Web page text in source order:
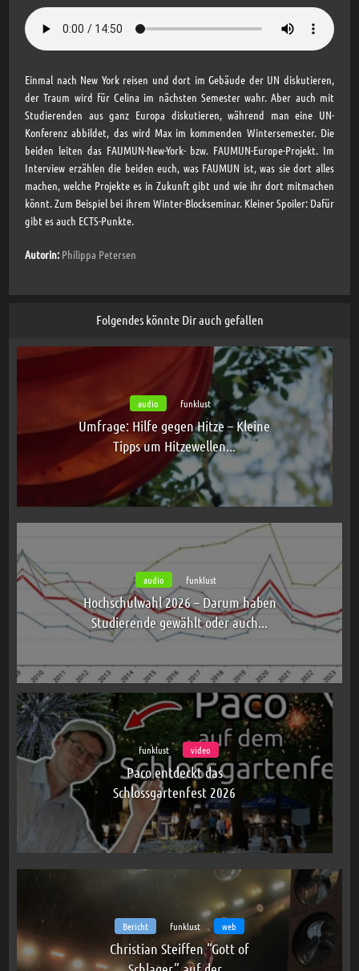
Einmal nach New York reisen und dort im Gebäude der UN diskutieren,
der Traum wird für Celina im nächsten Semester wahr. Aber auch mit
Studierenden aus ganz Europa diskutieren, während man eine UN-
Konferenz abbildet, das wird Max im kommenden Wintersemester. Die
beiden leiten das FAUMUN-New-York- bzw. FAUMUN-Europe-Projekt. Im
Interview erzählen die beiden euch, was FAUMUN ist, was sie dort alles
machen, welche Projekte es in Zukunft gibt und wie ihr dort mitmachen
könnt. Zum Beispiel bei ihrem Winter-Blockseminar. Kleiner Spoiler: Dafür
gibt es auch ECTS-Punkte.
Autorin: Philippa Petersen
Folgendes könnte Dir auch gefallen
audio funklust
Umfrage: Hilfe gegen Hitze – Kleine
Tipps um Hitzewellen...
audio funklust
Hochschulwahl 2026 – Darum haben
Studierende gewählt oder auch...
funklust video
Paco entdeckt das
Schlossgartenfest 2026
Bericht funklust web
Christian Steiffen “Gott of